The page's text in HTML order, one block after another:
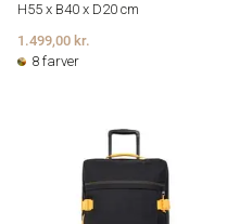
H55 x B40 x D20 cm
1.499,00 kr.
8 farver